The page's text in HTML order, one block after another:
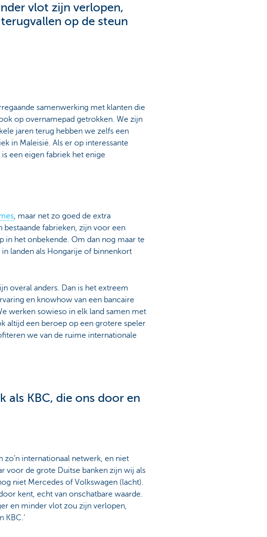
vlot zijn verlopen,
op de steun
samenwerking met klanten die
op overnamepad getrokken. We zijn
jaren terug hebben we zelfs een
in Maleisië. Als er op interessante
een eigen fabriek het enige
, maar net zo goed de extra
fabrieken, zijn voor een
in het onbekende. Om dan nog maar te
landen als Hongarije of binnenkort
overal anders. Dan is het extreem
en knowhow van een bancaire
werken sowieso in elk land samen met
altijd een beroep op een grotere speler
we van de ruime internationale
als KBC, die ons door en
zo’n internationaal netwerk, en niet
voor de grote Duitse banken zijn wij als
niet Mercedes of Volkswagen (lacht).
kent, echt van onschatbare waarde.
en minder vlot zou zijn verlopen,
KBC.'